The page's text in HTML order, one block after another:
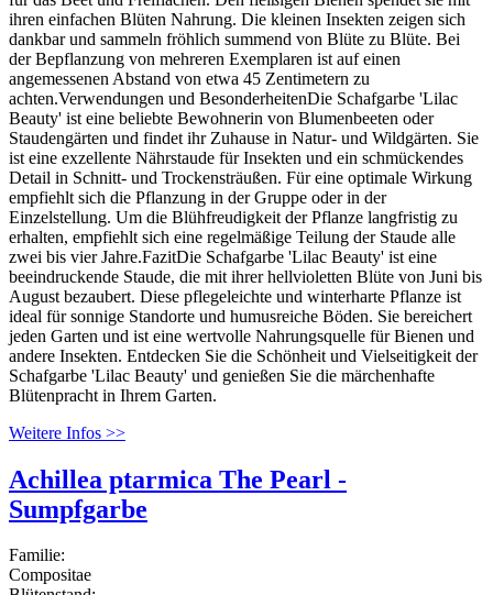
ihren einfachen Blüten Nahrung. Die kleinen Insekten zeigen sich
dankbar und sammeln fröhlich summend von Blüte zu Blüte. Bei
der Bepflanzung von mehreren Exemplaren ist auf einen
angemessenen Abstand von etwa 45 Zentimetern zu
achten.Verwendungen und BesonderheitenDie Schafgarbe 'Lilac
Beauty' ist eine beliebte Bewohnerin von Blumenbeeten oder
Staudengärten und findet ihr Zuhause in Natur- und Wildgärten. Sie
ist eine exzellente Nährstaude für Insekten und ein schmückendes
Detail in Schnitt- und Trockensträußen. Für eine optimale Wirkung
empfiehlt sich die Pflanzung in der Gruppe oder in der
Einzelstellung. Um die Blühfreudigkeit der Pflanze langfristig zu
erhalten, empfiehlt sich eine regelmäßige Teilung der Staude alle
zwei bis vier Jahre.FazitDie Schafgarbe 'Lilac Beauty' ist eine
beeindruckende Staude, die mit ihrer hellvioletten Blüte von Juni bis
August bezaubert. Diese pflegeleichte und winterharte Pflanze ist
ideal für sonnige Standorte und humusreiche Böden. Sie bereichert
jeden Garten und ist eine wertvolle Nahrungsquelle für Bienen und
andere Insekten. Entdecken Sie die Schönheit und Vielseitigkeit der
Schafgarbe 'Lilac Beauty' und genießen Sie die märchenhafte
Blütenpracht in Ihrem Garten.
Weitere Infos >>
Achillea ptarmica The Pearl -
Sumpfgarbe
Familie:
Compositae